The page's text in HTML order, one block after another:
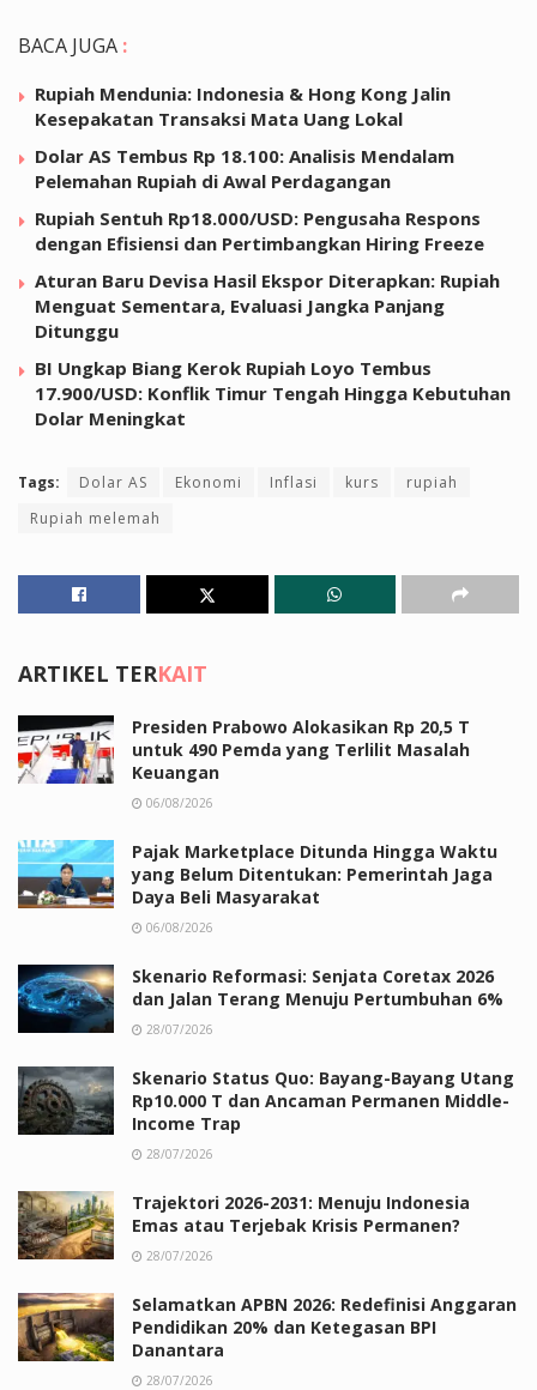
BACA JUGA :
Rupiah Mendunia: Indonesia & Hong Kong Jalin
Kesepakatan Transaksi Mata Uang Lokal
Dolar AS Tembus Rp 18.100: Analisis Mendalam
Pelemahan Rupiah di Awal Perdagangan
Rupiah Sentuh Rp18.000/USD: Pengusaha Respons
dengan Efisiensi dan Pertimbangkan Hiring Freeze
Aturan Baru Devisa Hasil Ekspor Diterapkan: Rupiah
Menguat Sementara, Evaluasi Jangka Panjang
Ditunggu
BI Ungkap Biang Kerok Rupiah Loyo Tembus
17.900/USD: Konflik Timur Tengah Hingga Kebutuhan
Dolar Meningkat
Tags: Dolar AS Ekonomi Inflasi kurs
rupiah
Rupiah melemah
ARTIKEL TERKAIT
Presiden Prabowo Alokasikan Rp 20,5 T
untuk 490 Pemda yang Terlilit Masalah
Keuangan
06/08/2026
Pajak Marketplace Ditunda Hingga Waktu
yang Belum Ditentukan: Pemerintah Jaga
Daya Beli Masyarakat
06/08/2026
Skenario Reformasi: Senjata Coretax 2026
dan Jalan Terang Menuju Pertumbuhan 6%
28/07/2026
Skenario Status Quo: Bayang-Bayang Utang
Rp10.000 T dan Ancaman Permanen Middle-
Income Trap
28/07/2026
Trajektori 2026-2031: Menuju Indonesia
Emas atau Terjebak Krisis Permanen?
28/07/2026
Selamatkan APBN 2026: Redefinisi Anggaran
Pendidikan 20% dan Ketegasan BPI
Danantara
28/07/2026